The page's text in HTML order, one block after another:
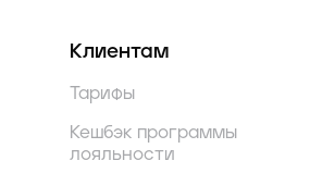
Клиентам
Тарифы
Кешбэк программы
лояльности